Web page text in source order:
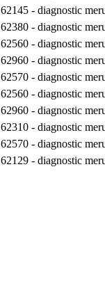
62145 - diagnostic
62380 - diagnostic
62560 - diagnostic
62960 - diagnostic
62570 - diagnostic
62560 - diagnostic
62960 - diagnostic
62310 - diagnostic
62570 - diagnostic
62129 - diagnostic